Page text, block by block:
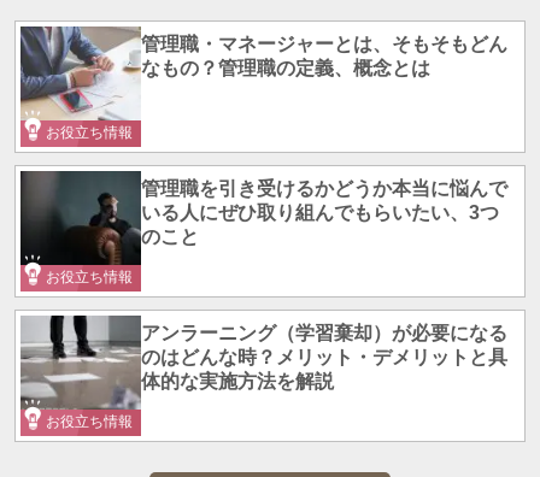
お役立ち情報
管理職・マネージャーとは、そもそもどん
なもの？管理職の定義、概念とは
お役立ち情報
管理職を引き受けるかどうか本当に悩んで
いる人にぜひ取り組んでもらいたい、3つ
のこと
お役立ち情報
アンラーニング（学習棄却）が必要になる
のはどんな時？メリット・デメリットと具
体的な実施方法を解説